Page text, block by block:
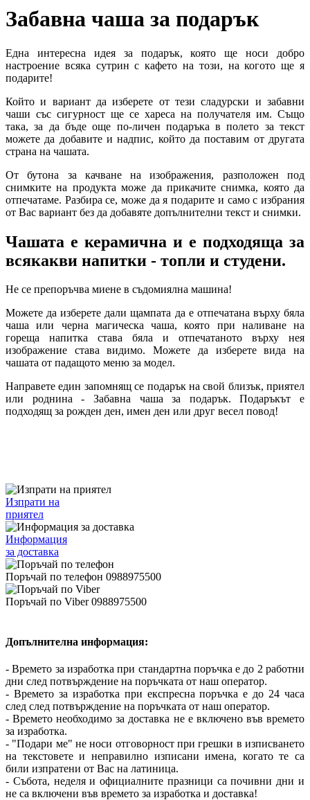
Забавна чаша за подарък
Една интересна идея за подарък, която ще носи добро
настроение всяка сутрин с кафето на този, на когото ще я
подарите!
Който и вариант да изберете от тези сладурски и забавни
чаши със сигурност ще се хареса на получателя им. Също
така, за да бъде още по-личен подаръка в полето за текст
можете да добавите и надпис, който да поставим от другата
страна на чашата.
От бутона за качване на изображения, разположен под
снимките на продукта може да прикачите снимка, която да
отпечатаме. Разбира се, може да я подарите и само с избрания
от Вас вариант без да добавяте допълнителни текст и снимки.
Чашата е керамична и е подходяща за
всякакви напитки - топли и студени.
Не се препоръчва миене в съдомиялна машина!
Можете да изберете дали щампата да е отпечатана върху бяла
чаша или черна магическа чаша, която при наливане на
гореща напитка става бяла и отпечатаното върху нея
изображение става видимо. Можете да изберете вида на
чашата от падащото меню за модел.
Направете един запомнящ се подарък на свой близък, приятел
или роднина - Забавна чаша за подарък. Подаръкът е
подходящ за рожден ден, имен ден или друг весел повод!
Изпрати на
приятел
Информация
за доставка
Поръчай по телефон 0988975500
Поръчай по Viber 0988975500
Допълнителна информация:
- Времето за изработка при стандартна поръчка е до 2 работни
дни след потвърждение на поръчката от наш оператор.
- Времето за изработка при експресна поръчка е до 24 часа
след след потвърждение на поръчката от наш оператор.
- Времето необходимо за доставка не е включено във времето
за изработка.
- "Подари ме" не носи отговорност при грешки в изписването
на текстовете и неправилно изписани имена, когато те са
били изпратени от Вас на латиница.
- Събота, неделя и официалните празници са почивни дни и
не са включени във времето за изработка и доставка!